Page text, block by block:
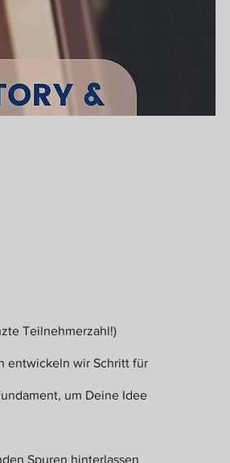
Teilnehmerzahl!)
entwickeln wir Schritt für
um Deine Idee
Spuren hinterlassen